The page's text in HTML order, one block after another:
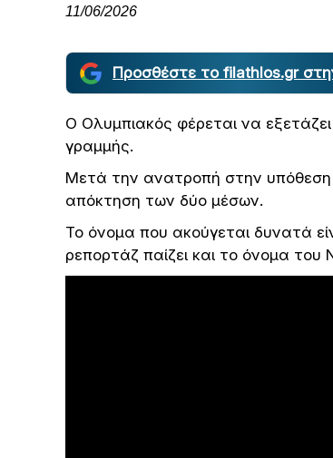
11/06/2026
Προσθέστε το filathlos.gr
Ο Ολυμπιακός φέρεται να
γραμμής.
Μετά την ανατροπή στην υπόθεση
απόκτηση των δύο μέσων.
Το όνομα που ακούγεται δυνατά
ρεπορτάζ παίζει και το όνομα του